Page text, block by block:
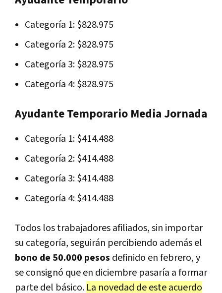
Categoría 1: $828.975
Categoría 2: $828.975
Categoría 3: $828.975
Categoría 4: $828.975
Ayudante Temporario Media Jornada
Categoría 1: $414.488
Categoría 2: $414.488
Categoría 3: $414.488
Categoría 4: $414.488
Todos los trabajadores afiliados, sin importar
su categoría, seguirán percibiendo además el
bono de 50.000 pesos definido en febrero, y
se consignó que en diciembre pasaría a formar
parte del básico. La novedad de este acuerdo